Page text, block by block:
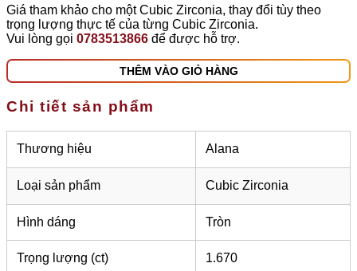
Giá tham khảo cho một Cubic Zirconia, thay đổi tùy theo
trọng lượng thực tế của từng Cubic Zirconia.
Vui lòng gọi 0783513866 để được hỗ trợ.
THÊM VÀO GIỎ HÀNG
Chi tiết sản phẩm
Thương hiệu Alana
Loại sản phẩm Cubic Zirconia
Hình dáng Tròn
Trọng lượng (ct) 1.670